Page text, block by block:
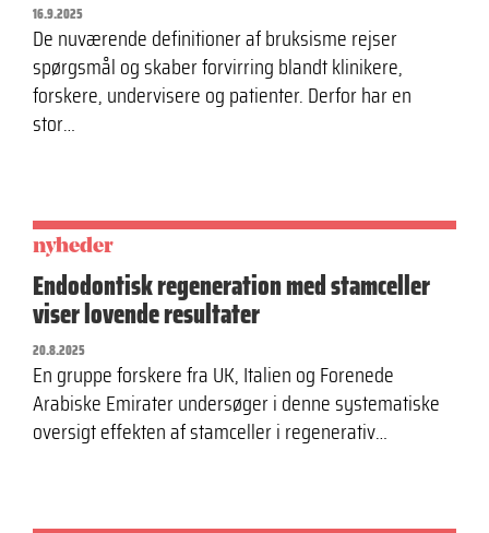
16.9.2025
De nuværende definitioner af bruksisme rejser
spørgsmål og skaber forvirring blandt klinikere,
forskere, undervisere og patienter. Derfor har en
stor…
nyheder
Endodontisk regeneration med stamceller
viser lovende resultater
20.8.2025
En gruppe forskere fra UK, Italien og Forenede
Arabiske Emirater undersøger i denne systematiske
oversigt effekten af stamceller i regenerativ…